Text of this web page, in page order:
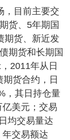
目前主要交
货、5年期国
期货、新近发
期货和长期国
2011年从日
货合约，日
，其日持仓量
美元；交易
均交易量达
交易额达